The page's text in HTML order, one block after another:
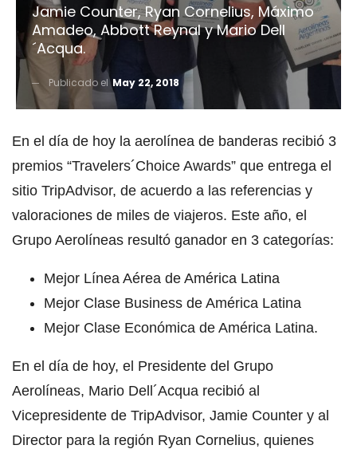
Jamie Counter, Ryan Cornelius, Máximo
Amadeo, Abbott Reynal y Mario Dell
´Acqua.
Publicado elMay 22, 2018
En el día de hoy la aerolínea de banderas recibió 3
premios “Travelers´Choice Awards” que entrega el
sitio TripAdvisor, de acuerdo a las referencias y
valoraciones de miles de viajeros. Este año, el
Grupo Aerolíneas resultó ganador en 3 categorías:
Mejor Línea Aérea de América Latina
Mejor Clase Business de América Latina
Mejor Clase Económica de América Latina.
En el día de hoy, el Presidente del Grupo
Aerolíneas, Mario Dell´Acqua recibió al
Vicepresidente de TripAdvisor, Jamie Counter y al
Director para la región Ryan Cornelius, quienes